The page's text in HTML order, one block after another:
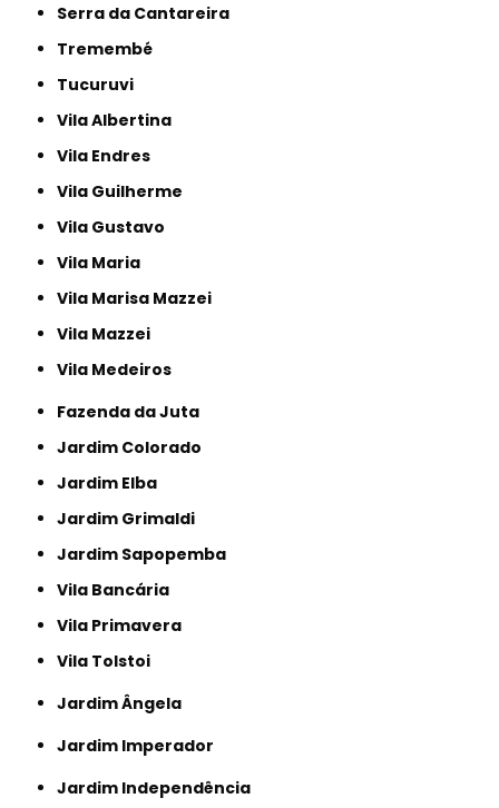
Serra da Cantareira
Tremembé
Tucuruvi
Vila Albertina
Vila Endres
Vila Guilherme
Vila Gustavo
Vila Maria
Vila Marisa Mazzei
Vila Mazzei
Vila Medeiros
Fazenda da Juta
Jardim Colorado
Jardim Elba
Jardim Grimaldi
Jardim Sapopemba
Vila Bancária
Vila Primavera
Vila Tolstoi
Jardim Ângela
Jardim Imperador
Jardim Independência